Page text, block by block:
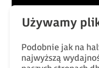
Podobnie jak na
najwyższą